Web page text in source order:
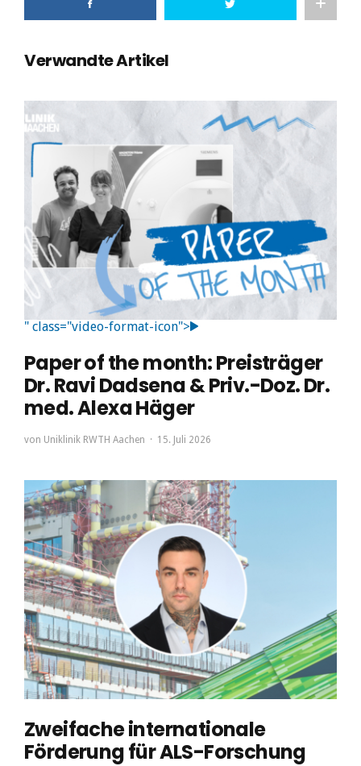
Verwandte Artikel
" class="video-format-icon">
Paper of the month: Preisträger
Dr. Ravi Dadsena & Priv.-Doz. Dr.
med. Alexa Häger
von Uniklinik RWTH Aachen 15. Juli 2026
Zweifache internationale
Förderung für ALS-Forschung